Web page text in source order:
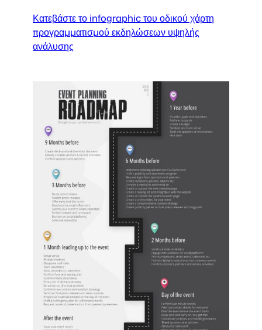
Κατεβάστε το infographic του οδικού χάρτη
προγραμματισμού εκδηλώσεων υψηλής
ανάλυσης